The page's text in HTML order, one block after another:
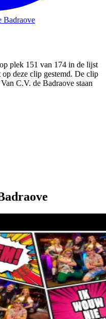
Badraove
plek 151 van 174 in de lijst
deze clip gestemd. De clip
C.V. de Badraove staan